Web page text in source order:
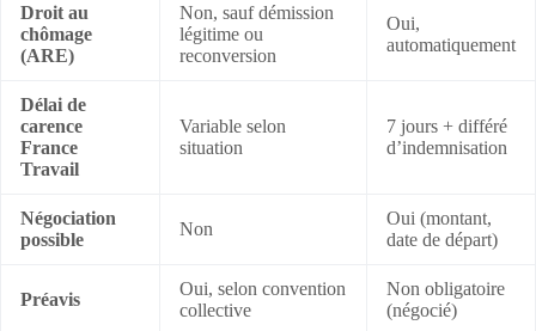
Droit au
chômage
(ARE)
Non, sauf démission
légitime ou
reconversion
Oui,
automatiquement
Délai de
carence
France
Travail
Variable selon
situation
7 jours + différé
d’indemnisation
Négociation
possible
Non
Oui (montant,
date de départ)
Préavis
Oui, selon convention
collective
Non obligatoire
(négocié)